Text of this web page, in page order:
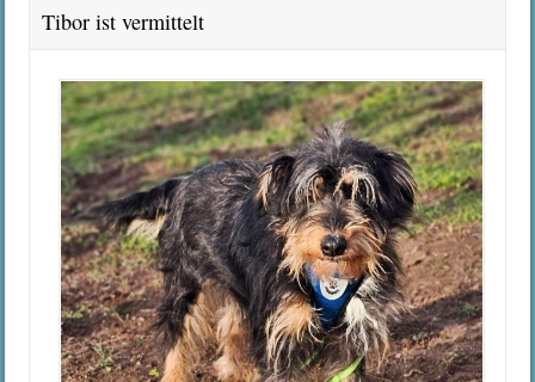
Tibor ist vermittelt